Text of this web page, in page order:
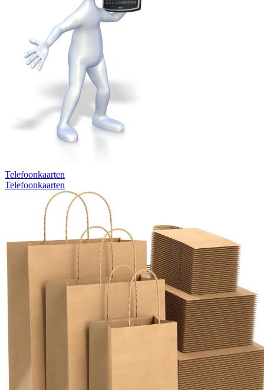
Telefoonkaarten
Telefoonkaarten